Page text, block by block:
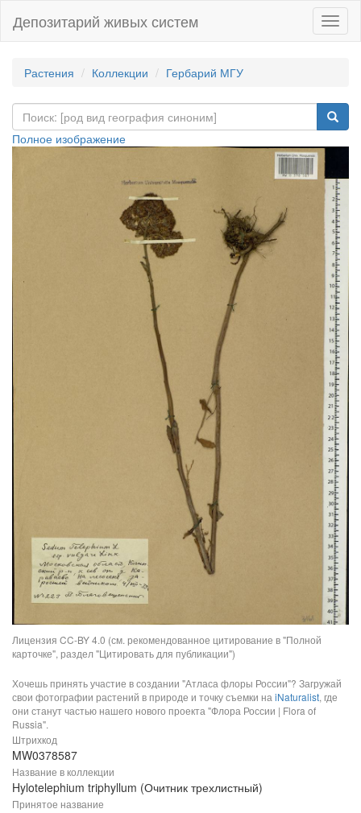
Депозитарий живых систем
Растения Коллекции Гербарий МГУ
Полное изображение
Лицензия CC-BY 4.0 (см. рекомендованное цитирование в "Полной
карточке", раздел "Цитировать для публикации")
Хочешь принять участие в создании "Атласа флоры России"? Загружай
свои фотографии растений в природе и точку съемки наiNaturalist, где
они станут частью нашего нового проекта "Флора России | Flora of
Russia".
Штрихкод
MW0378587
Название в коллекции
Hylotelephium triphyllum (Очитник трехлистный)
Принятое название